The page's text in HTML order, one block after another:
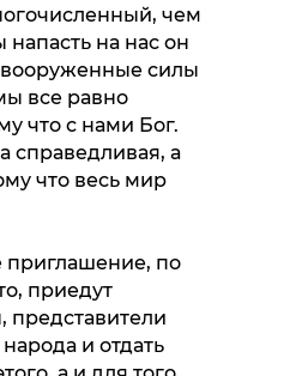
чем
на нас он
силы
все равно
что с нами Бог.
справедливая, а
что весь мир
приглашение, по
приедут
и отдать